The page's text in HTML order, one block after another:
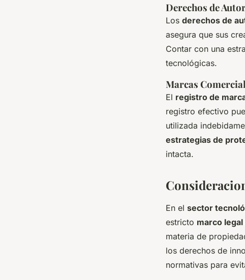
Derechos de
Los derechos de
asegura que sus
Contar con una
tecnológicas.
Marcas
El registro de
registro efectivo
utilizada
estrategias de
intacta.
En el sector
estricto marco legal
materia de
los derechos de
normativas para